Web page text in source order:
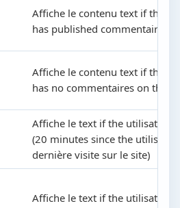
Affiche le contenu text if this
has published commentaires
Affiche le contenu text if this
has no commentaires on the
Affiche le text if the utilisateur
(20 minutes since the
dernière visite sur le site)
Affiche le text if the utilisateur